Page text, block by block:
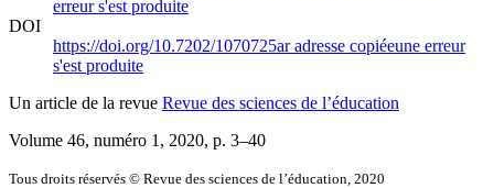
erreur s'est produite
DOI
https://doi.org/10.7202/1070725aradresse copiéeune erreur
s'est produite
Un article de la revue Revue des sciences de l’éducation
Volume 46, numéro 1, 2020, p. 3–40
Tous droits réservés © Revue des sciences de l’éducation, 2020